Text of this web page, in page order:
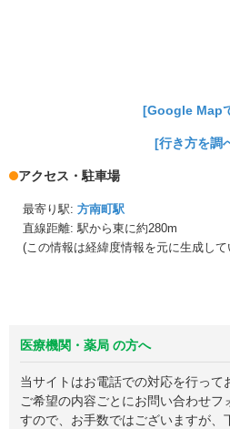
[Google Map
[行き方を調
アクセス・駐車場
最寄り駅: 方南町駅
直線距離: 駅から東に約280m
(この情報は経緯度情報を元に生成して
医療機関・薬局 の方へ
当サイトはお電話での対応を行って
ご希望の内容ごとにお問い合わせフ
すので、お手数ではございますが、